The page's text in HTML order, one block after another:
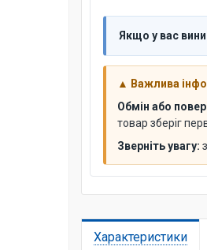
Якщо у вас
▲ Важлива
Обмін або
товар зберіг
Зверніть увагу:
Характеристики